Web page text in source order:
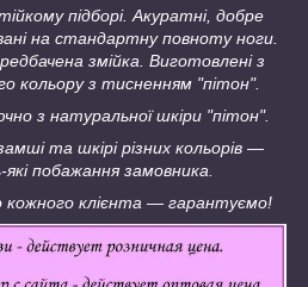
підборі. Акуратні, добре
на стандартну повноту ноги.
змійка. Виготовлені з
кольору з тисненням "пітон".
з натуральної шкіри "пітон".
та шкірі різних кольорів —
які побажання замовника.
кожного клієнта — гарантуємо!